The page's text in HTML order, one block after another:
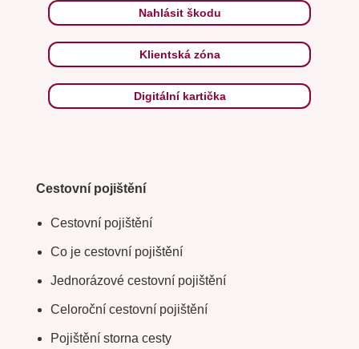
Nahlásit škodu
Klientská zóna
Digitální kartička
Cestovní pojištění
Cestovní pojištění
Co je cestovní pojištění
Jednorázové cestovní pojištění
Celoroční cestovní pojištění
Pojištění storna cesty